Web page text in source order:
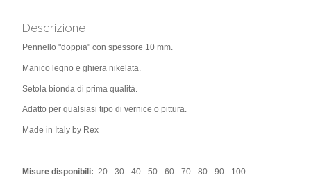
Descrizione
Pennello "doppia" con spessore 10 mm.
Manico legno e ghiera nikelata.
Setola bionda di prima qualità.
Adatto per qualsiasi tipo di vernice o pittura.
Made in Italy by Rex
Misure disponibili: 20 - 30 - 40 - 50 - 60 - 70 - 80 - 90 - 100